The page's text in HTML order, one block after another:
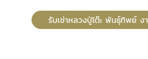
รับเช่าหลวงปู่โต๊ะ พันธุ์ทิพย์ ง